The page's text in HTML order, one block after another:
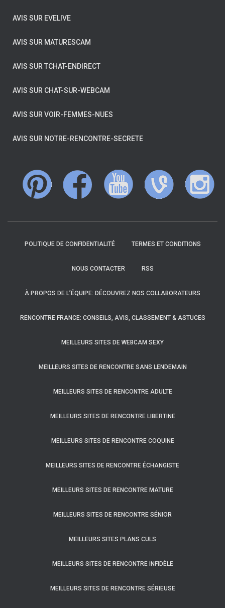
AVIS SUR EVELIVE
AVIS SUR MATURESCAM
AVIS SUR TCHAT-ENDIRECT
AVIS SUR CHAT-SUR-WEBCAM
AVIS SUR VOIR-FEMMES-NUES
AVIS SUR NOTRE-RENCONTRE-SECRETE
POLITIQUE DE CONFIDENTIALITÉ TERMES ET CONDITIONS
NOUS CONTACTER RSS
À PROPOS DE L’ÉQUIPE: DÉCOUVREZ NOS COLLABORATEURS
RENCONTRE FRANCE: CONSEILS, AVIS, CLASSEMENT & ASTUCES
MEILLEURS SITES DE WEBCAM SEXY
MEILLEURS SITES DE RENCONTRE SANS LENDEMAIN
MEILLEURS SITES DE RENCONTRE ADULTE
MEILLEURS SITES DE RENCONTRE LIBERTINE
MEILLEURS SITES DE RENCONTRE COQUINE
MEILLEURS SITES DE RENCONTRE ÉCHANGISTE
MEILLEURS SITES DE RENCONTRE MATURE
MEILLEURS SITES DE RENCONTRE SÉNIOR
MEILLEURS SITES PLANS CULS
MEILLEURS SITES DE RENCONTRE INFIDÈLE
MEILLEURS SITES DE RENCONTRE SÉRIEUSE